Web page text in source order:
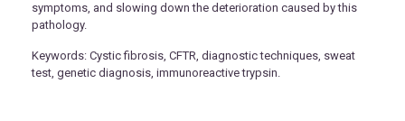
symptoms, and slowing down the deterioration caused by this
pathology.
Keywords: Cystic fibrosis, CFTR, diagnostic techniques, sweat
test, genetic diagnosis, immunoreactive trypsin.